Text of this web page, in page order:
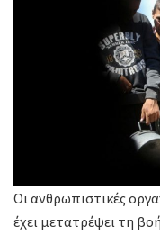
Οι ανθρωπιστικές
έχει μετατρέψει τη